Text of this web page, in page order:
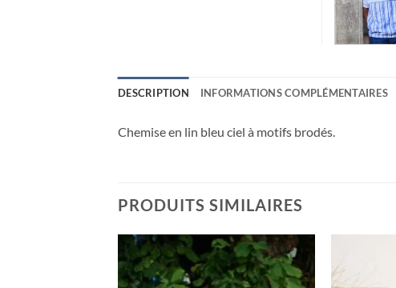
DESCRIPTION INFORMATIONS COMPLÉMENTAIRES
Chemise en lin bleu ciel à motifs brodés.
PRODUITS SIMILAIRES